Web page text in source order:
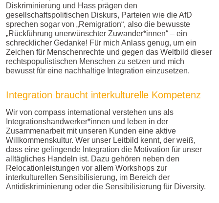
Diskriminierung und Hass prägen den
gesellschaftspolitischen Diskurs, Parteien wie die AfD
sprechen sogar von „Remigration“, also die bewusste
„Rückführung unerwünschter Zuwander*innen“ – ein
schrecklicher Gedanke! Für mich Anlass genug, um ein
Zeichen für Menschenrechte und gegen das Weltbild dieser
rechtspopulistischen Menschen zu setzen und mich
bewusst für eine nachhaltige Integration einzusetzen.
Integration braucht interkulturelle Kompetenz
Wir von compass international verstehen uns als
Integrationshandwerker*innen und leben in der
Zusammenarbeit mit unseren Kunden eine aktive
Willkommenskultur. Wer unser Leitbild kennt, der weiß,
dass eine gelingende Integration die Motivation für unser
alltägliches Handeln ist. Dazu gehören neben den
Relocationleistungen vor allem Workshops zur
interkulturellen Sensibilisierung, im Bereich der
Antidiskriminierung oder die Sensibilisierung für Diversity.